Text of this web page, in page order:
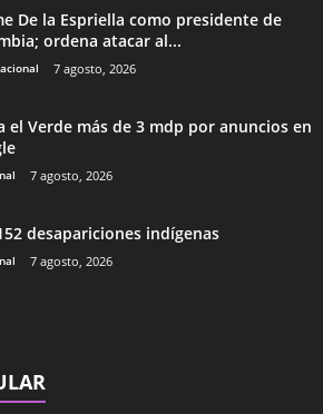
De la Espriella como presidente de
ordena atacar al...
7 agosto, 2026
el Verde más de 3 mdp por anuncios en
7 agosto, 2026
desapariciones indígenas
7 agosto, 2026